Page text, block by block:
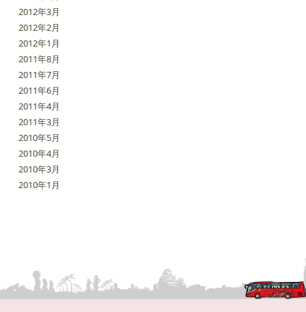
2012年3月
2012年2月
2012年1月
2011年8月
2011年7月
2011年6月
2011年4月
2011年3月
2010年5月
2010年4月
2010年3月
2010年1月